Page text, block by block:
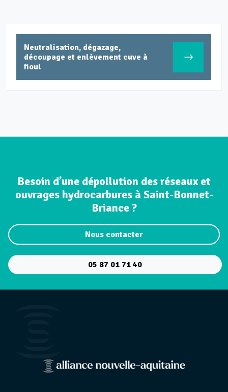
Neutralisation, dégazage,
découpage et enlèvement cuve à
fioul
Besoin d’une dépollution des réseaux et
ouvrages hydrocarbures à Saint-Bonnet-
Briance ?
Nous contacter
05 87 01 71 40